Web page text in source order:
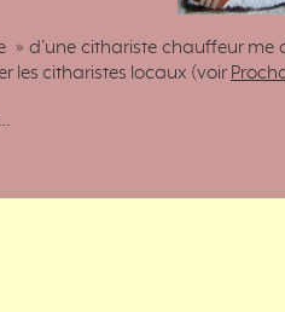
» d’une cithariste chauffeur
les citharistes locaux (voir